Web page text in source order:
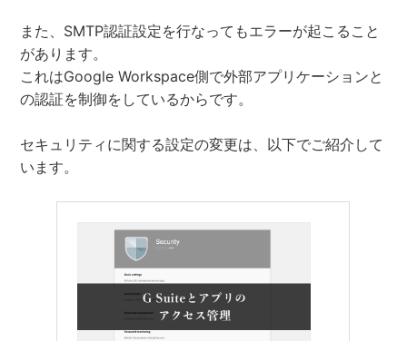
また、SMTP認証設定を行なってもエラーが起こること
があります。
これはGoogle Workspace側で外部アプリケーションと
の認証を制御をしているからです。
セキュリティに関する設定の変更は、以下でご紹介して
います。